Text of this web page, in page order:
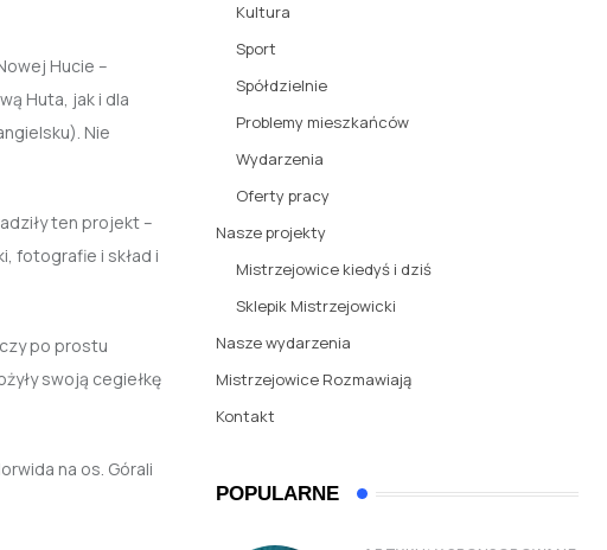
Hucie –
Huta, jak i dla
Nie
ten projekt –
fotografie i skład i
po prostu
swoją cegiełkę
na os. Górali
Kultura
Sport
Spółdzielnie
Problemy mieszkańców
Wydarzenia
Oferty pracy
Nasze projekty
Mistrzejowice kiedyś i dziś
Sklepik Mistrzejowicki
Nasze wydarzenia
Mistrzejowice Rozmawiają
Kontakt
POPULARNE